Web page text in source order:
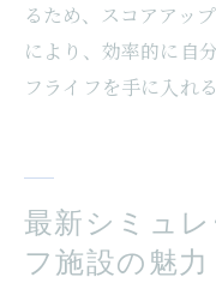
るため、スコアアッ
により、効率的に自
フライフを手に入れ
最新シミュ
フ施設の魅力